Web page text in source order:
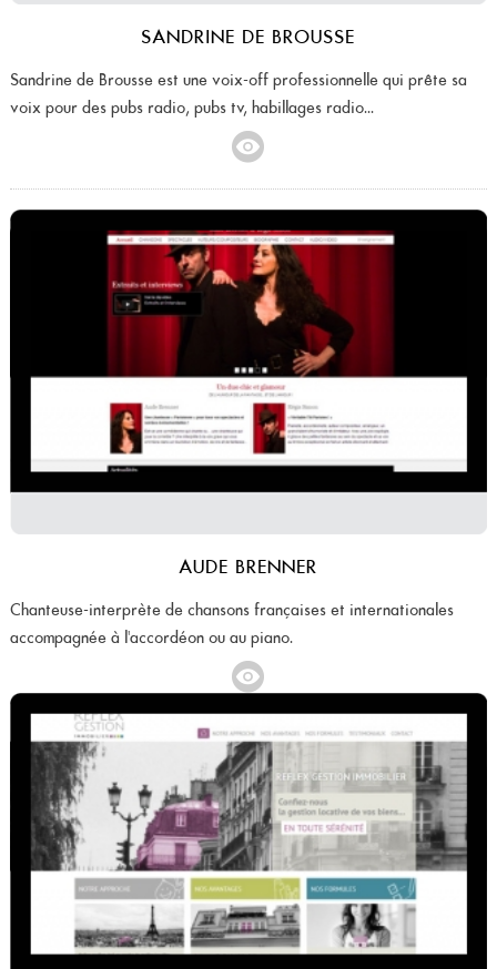
SANDRINE DE BROUSSE
Sandrine de Brousse est une voix-off professionnelle qui prête sa
voix pour des pubs radio, pubs tv, habillages radio...
AUDE BRENNER
Chanteuse-interprète de chansons françaises et internationales
accompagnée à l'accordéon ou au piano.